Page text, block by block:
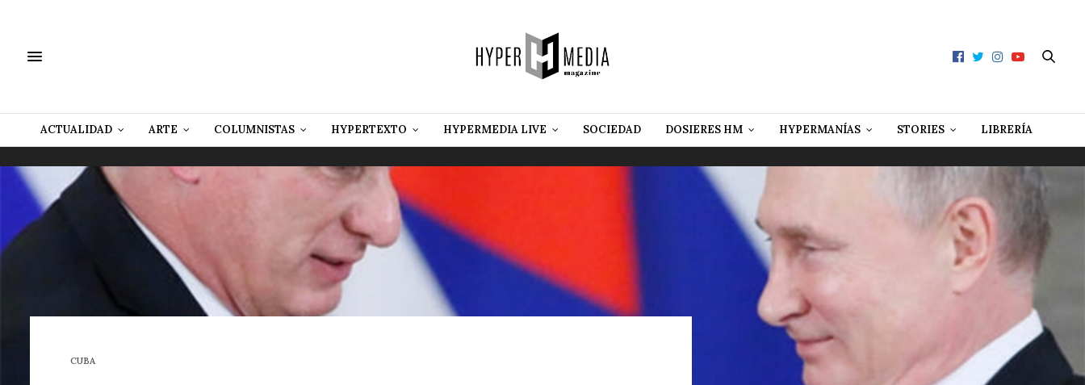
ACTUALIDAD ARTE COLUMNISTAS HYPERTEXTO HYPERMEDIA LIVE SOCIEDAD DOSIERES HM HYPERMANÍAS STORIES LIBRERÍA
CUBA